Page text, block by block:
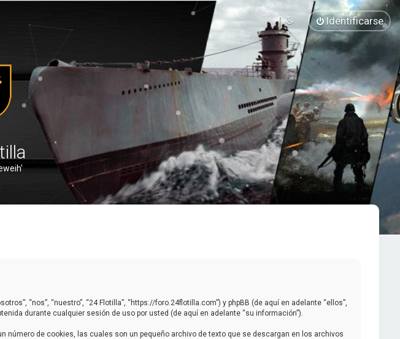
Identificarse
“nos”, “nuestro”, “24 Flotilla”, “https://foro.24flotilla.com”) y phpBB (de aquí en adelante “ellos”,
durante cualquier sesión de uso por usted (de aquí en adelante “su información”).
número de cookies, las cuales son un pequeño archivo de texto que se descargan en los archivos